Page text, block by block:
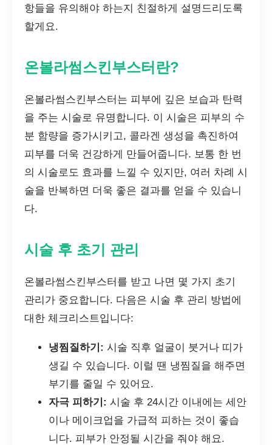
항들을 유의해야 하는지 친절하게 설명드리도록
할게요.
온볼라썸스킨부스터란?
온볼라썸스킨부스터는 피부에 깊은 보습과 탄력
을 주는 시술로 유명합니다. 이 시술은 피부의 수
분 함량을 증가시키고, 콜라겐 생성을 촉진하여
피부를 더욱 건강하게 만들어줍니다. 보통 한 번
의 시술로도 효과를 느낄 수 있지만, 여러 차례 시
술을 반복하면 더욱 좋은 결과를 얻을 수 있습니
다.
시술 후 초기 관리
온볼라썸스킨부스터를 받고 나면 몇 가지 초기
관리가 중요합니다. 다음은 시술 후 관리 방법에
대한 체크리스트입니다:
냉찜질하기: 시술 직후 얼굴이 붓거나 띠가
생길 수 있습니다. 이럴 땐 냉찜질을 해주면
부기를 줄일 수 있어요.
자극 피하기: 시술 후 24시간 이내에는 세안
이나 메이크업을 가급적 피하는 것이 좋습
니다. 피부가 안정될 시간을 줘야 해요.